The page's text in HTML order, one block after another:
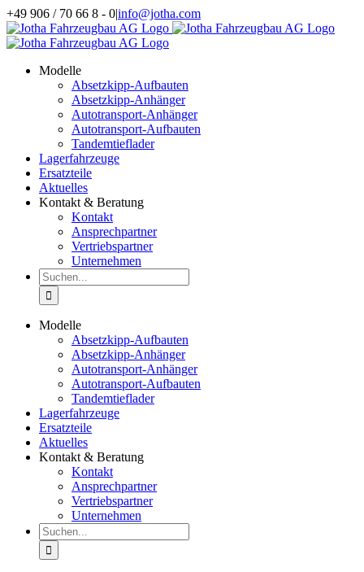
Zum
Inhalt
springen
+49 906 / 70 66 8 - 0|info@jotha.com
Modelle
Absetzkipp-Aufbauten
Absetzkipp-Anhänger
Autotransport-Anhänger
Autotransport-Aufbauten
Tandemtieflader
Lagerfahrzeuge
Ersatzteile
Aktuelles
Kontakt & Beratung
Kontakt
Ansprechpartner
Vertriebspartner
Unternehmen
Suche
nach:
Modelle
Absetzkipp-Aufbauten
Absetzkipp-Anhänger
Autotransport-Anhänger
Autotransport-Aufbauten
Tandemtieflader
Lagerfahrzeuge
Ersatzteile
Aktuelles
Kontakt & Beratung
Kontakt
Ansprechpartner
Vertriebspartner
Unternehmen
Suche
nach: